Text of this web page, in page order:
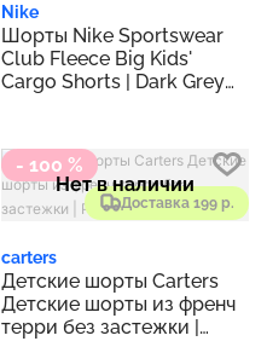
Nike
Шорты Nike Sportswear
Club Fleece Big Kids'
Cargo Shorts | Dark Grey
- 100 %
Доставка 199 р.
Нет в наличии
carters
Детские шорты Carters
Детские шорты из френч
терри без застежки |